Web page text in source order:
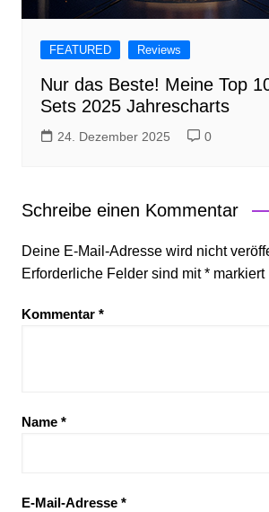
FEATURED Reviews
Nur das Beste! Meine Top
Sets 2025 Jahrescharts
24. Dezember 2025 0
Schreibe einen Kommentar
Deine E-Mail-Adresse wird nicht
Erforderliche Felder sind mit*markiert
Kommentar *
Name *
E-Mail-Adresse *